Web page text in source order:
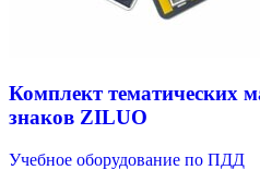
Комплект тематических
знаков ZILUO
Учебное оборудование по ПДД